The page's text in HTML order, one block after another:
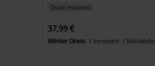
Quasi esaurito
37,99 €
Winter Dress Innocent Miniabito